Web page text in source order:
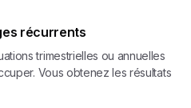
récurrents
trimestrielles ou annuelles
Vous obtenez les résultats